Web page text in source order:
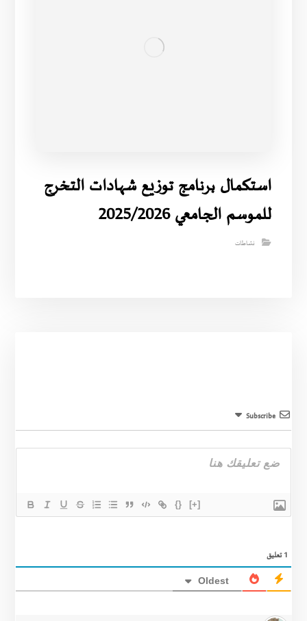
استكمال برنامج توزيع شهادات التخرج
للموسم الجامعي 2025/2026
نشاطات
Subscribe
{} [+]
1تعليق
Oldest